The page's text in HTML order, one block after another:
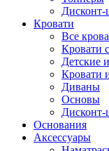
Дисконт-
Кровати
Все
Кровати
Детские
Кровати
Диваны
Основы
Дисконт-
Основания
Аксессуары